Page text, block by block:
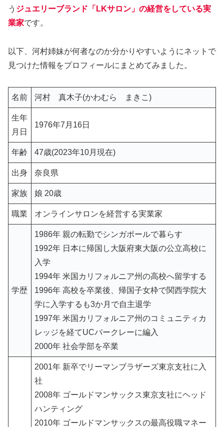
う ジュエリーブランド「LKサロン」の経営をしている実
業家です。
以下、河村姉妹が何者なのか分かりやすいようにネットで
見つけた情報をプロフィールにまとめてみました。
名前 河村 真木子(かわむら まきこ)
生年
月日
1976年7月16日
年齢 47歳(2023年10月現在)
出身 奈良県
家族 娘 20歳
職業 オンラインサロンを経営する実業家
学歴
1986年 親の転勤でシンガポールで暮らす
1992年 日本に帰国し大阪府東大阪の公立高校に
入学
1994年 米国カリフォルニア州の高校へ留学する
1996年 高校を卒業後、帰国子女枠で関西学院大
学に入学するも3か月で自主退学
1997年 米国カリフォルニア州のコミュニティカ
レッジを経てUCバークレーに編入
2000年 社会学部を卒業
2001年 新卒でリーマンブラザーズ東京支社に入
社
2008年 ゴールドマンサックス東京支社にヘッド
ハンティング
2010年 ゴールドマンサックスの最高役職マネー